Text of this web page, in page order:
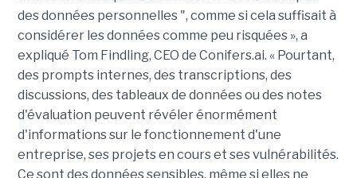
des données personnelles ", comme si cela suffisait à
considérer les données comme peu risquées », a
expliqué Tom Findling, CEO de Conifers.ai. « Pourtant,
des prompts internes, des transcriptions, des
discussions, des tableaux de données ou des notes
d'évaluation peuvent révéler énormément
d'informations sur le fonctionnement d'une
entreprise, ses projets en cours et ses vulnérabilités.
Ce sont des données sensibles, même si elles ne